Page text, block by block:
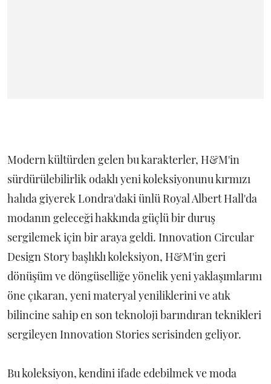
Modern kültürden gelen bu karakterler, H&M'in
sürdürülebilirlik odaklı yeni koleksiyonunu kırmızı
halıda giyerek Londra'daki ünlü Royal Albert Hall'da
modanın geleceği hakkında güçlü bir duruş
sergilemek için bir araya geldi. Innovation Circular
Design Story başlıklı koleksiyon, H&M'in geri
dönüşüm ve döngüselliğe yönelik yeni yaklaşımlarını
öne çıkaran, yeni materyal yeniliklerini ve atık
bilincine sahip en son teknoloji barındıran teknikleri
sergileyen Innovation Stories serisinden geliyor.
Bu koleksiyon, kendini ifade edebilmek ve moda